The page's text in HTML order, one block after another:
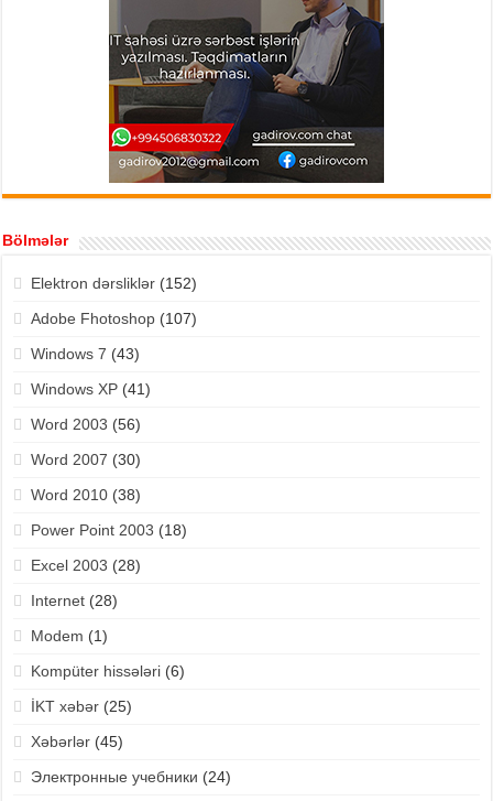
Bölmələr
Elektron dərsliklər(152)
Adobe Fhotoshop(107)
Windows 7 (43)
Windows XP(41)
Word 2003 (56)
Word 2007 (30)
Word 2010(38)
Power Point 2003 (18)
Excel 2003 (28)
Internet(28)
Modem (1)
Kompüter hissələri(6)
İKT xəbər(25)
Xəbərlər(45)
Электронные учебники (24)